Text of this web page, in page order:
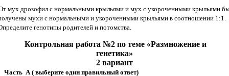
мух дрозофил с нормальными крыльями и мух с укороченными крыльями
мухи с нормальными и укороченными крыльями в соотношении 1:1.
генотипы родителей и потомства.
Контрольная работа №2 по теме «Размножение и
генетика»
2 вариант
Часть А ( выберите один правильный ответ)